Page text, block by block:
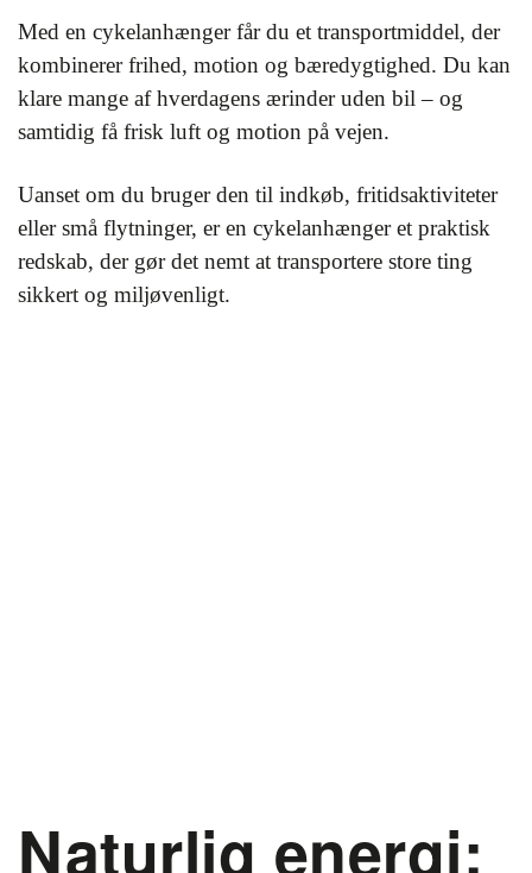
Med en cykelanhænger får du et transportmiddel, der
kombinerer frihed, motion og bæredygtighed. Du kan
klare mange af hverdagens ærinder uden bil – og
samtidig få frisk luft og motion på vejen.
Uanset om du bruger den til indkøb, fritidsaktiviteter
eller små flytninger, er en cykelanhænger et praktisk
redskab, der gør det nemt at transportere store ting
sikkert og miljøvenligt.
Naturlig energi: